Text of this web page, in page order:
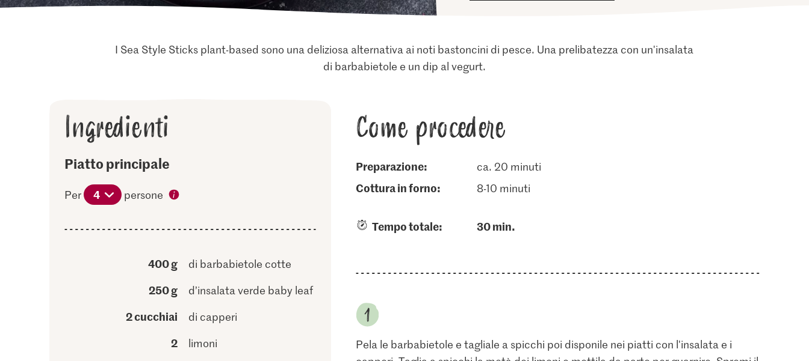
I Sea Style Sticks plant-based sono una deliziosa alternativa ai noti bastoncini di pesce. Una prelibatezza con un'insalata
di barbabietole e un dip al vegurt.
Ingredienti
Piatto principale
Per 4 persone
400 g di barbabietole cotte
250 g d’insalata verde baby leaf
2 cucchiai di capperi
2 limoni
Come procedere
Preparazione: ca. 20 minuti
cottura in forno: 8-10 minuti
Tempo totale: 30 min.
Pela le barbabietole e tagliale a spicchi poi disponile nei piatti con l'insalata e i